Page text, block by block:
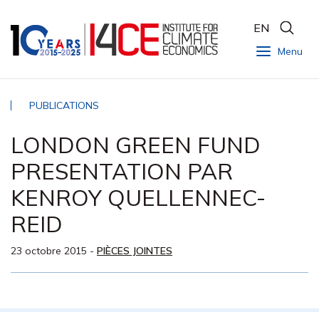
Menu
EN
PUBLICATIONS
LONDON GREEN FUND
PRESENTATION PAR
KENROY QUELLENNEC-
REID
23 octobre 2015 - PIÈCES JOINTES